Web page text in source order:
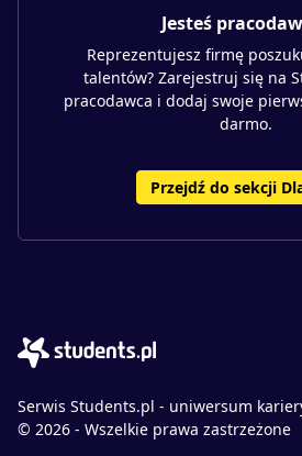
Jesteś
Reprezentujesz firmę
talentów? Zarejestruj się na
pracodawca i dodaj swoje
darmo.
Przejdź do sekcji
Serwis Students.pl - uniwersum
© 2026 - Wszelkie prawa zastrzeżone